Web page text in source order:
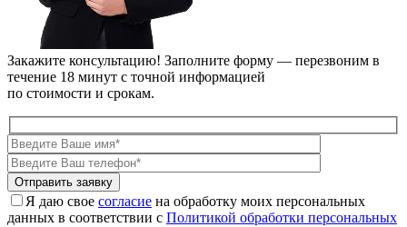
Закажите консультацию! Заполните форму — перезвоним в
течение 18 минут с точной информацией
по стоимости и срокам.
Я даю свое согласие на обработку моих персональных
данных в соответствии с Политикой обработки персональных